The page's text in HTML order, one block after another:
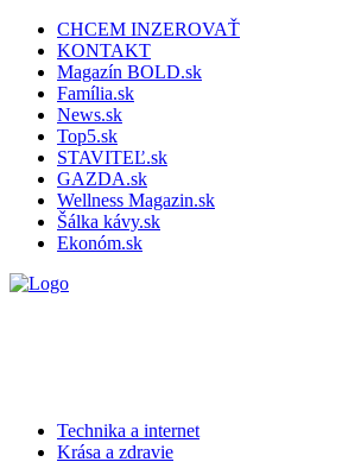
CHCEM INZEROVAŤ
KONTAKT
Magazín BOLD.sk
Família.sk
News.sk
Top5.sk
STAVITEĽ.sk
GAZDA.sk
Wellness Magazin.sk
Šálka kávy.sk
Ekonóm.sk
Technika a internet
Krása a zdravie